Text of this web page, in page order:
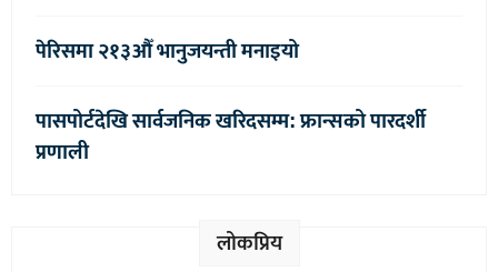
पेरिसमा २१३औँ भानुजयन्ती मनाइयो
पासपोर्टदेखि सार्वजनिक खरिदसम्म: फ्रान्सको पारदर्शी
प्रणाली
लोकप्रिय